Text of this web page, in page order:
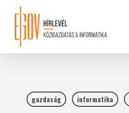
content
gazdaság informatika